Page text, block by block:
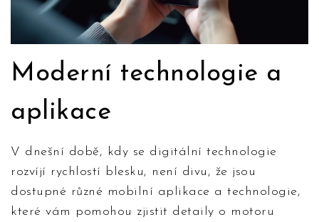
Moderní technologie a
aplikace
V dnešní době, kdy se digitální technologie
rozvíjí rychlostí blesku, není divu, že jsou
dostupné různé mobilní aplikace a technologie,
které vám pomohou zjistit detaily o motoru